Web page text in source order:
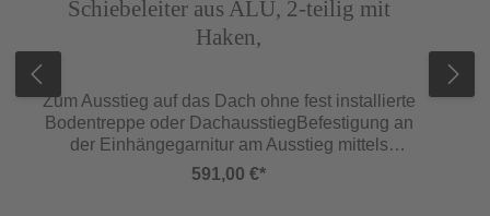
Schiebeleiter aus ALU, 2-teilig mit
Haken,
Zum Ausstieg auf das Dach ohne fest installierte
Bodentreppe oder DachausstiegBefestigung an
der Einhängegarnitur am Ausstieg mittels
Hakenset an der LeiterKann
zusammengeschoben gelagert werdenLieferung
591,00 €*